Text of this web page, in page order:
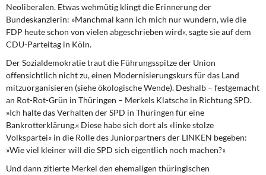
Neoliberalen. Etwas wehmütig klingt die Erinnerung der
Bundeskanzlerin: »Manchmal kann ich mich nur wundern, wie die
FDP heute schon von vielen abgeschrieben wird«, sagte sie auf dem
CDU-Parteitag in Köln.
Der Sozialdemokratie trautdie Führungsspitze der Union
offensichtlich nicht zu, einen Modernisierungskurs für das Land
mitzuorganisieren (siehe ökologische Wende). Deshalb – festgemacht
an Rot-Rot-Grün in Thüringen – Merkels Klatsche in Richtung SPD.
»Ich halte das Verhalten der SPD in Thüringen für eine
Bankrotterklärung.« Diese habe sich dort als »linke stolze
Volkspartei« in die Rolle des Juniorpartners der LINKEN begeben:
»Wie viel kleiner will die SPD sich eigentlich noch machen?«
Und dann zitierte Merkel den ehemaligen thüringischen